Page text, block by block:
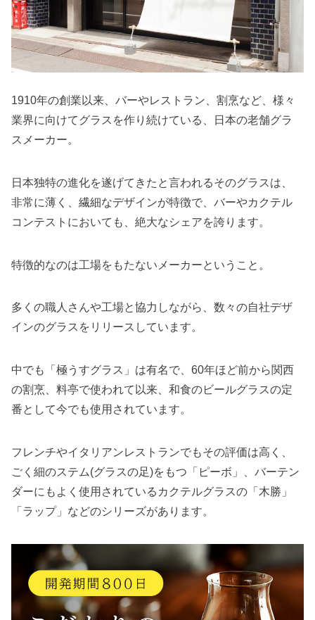
1910年の創業以来、バーやレストラン、割烹など、様々
業界に向けてグラスを作り続けている、日本の老舗グラ
スメーカー。
日本独特の進化を遂げてきたと言われるそのグラスは、
非常に薄く、繊細なデザインが特徴で、バーやカクテル
コンテストにおいても、絶大なシェアを誇ります。
特徴的なのは工場をもたないメーカーということ。
多くの職人さんや工場と協力しながら、数々の自社デザ
インのグラスをリリースしています。
中でも「極うすグラス」は有名で、60年ほど前から関西
の割烹、料亭で使われて以来、和食のビールグラスの定
番として今でも使用されています。
フレンチやイタリアンレストランでもその評価は高く、
ごく細のステム(グラスの足)をもつ「ピーボ」、バーテン
ダーにもよく使用されているカクテルグラスの「木勝」
「ラップ」などのシリーズがあります。